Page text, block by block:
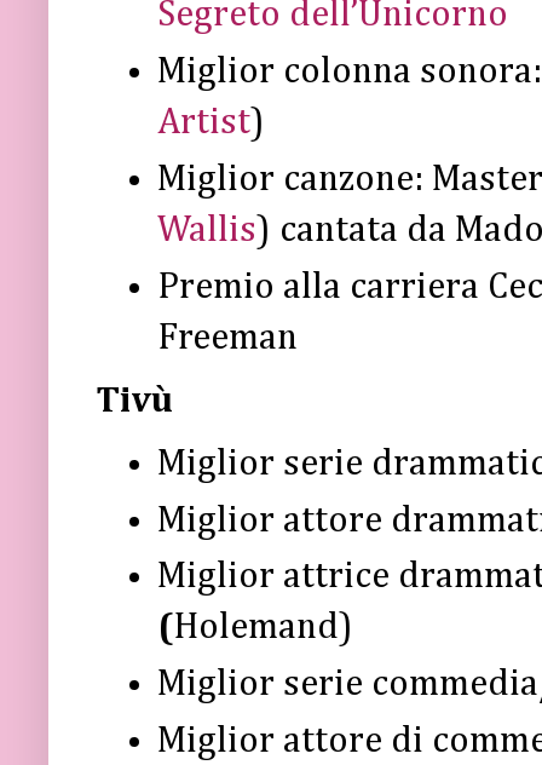
Segreto dell’Unicorno
Miglior colonna
Artist)
Miglior canzone:
Wallis) cantata da
Premio alla carriera
Freeman
Tivù
Miglior serie
Miglior attore
Miglior attrice
(Holemand)
Miglior serie
Miglior attore di